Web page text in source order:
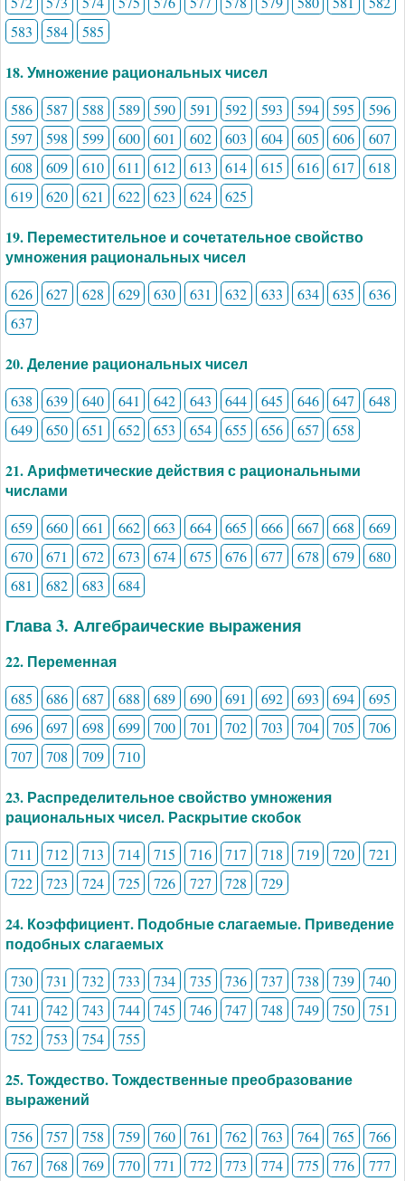
583
584 585
18. Умножение рациональных чисел
586 587 588 589 590 591 592 593 594 595
596
597
598 599 600 601 602 603 604 605 606
607
608
609 610 611 612 613 614 615 616 617
618
619
620 621 622 623 624 625
19. Переместительное и сочетательное свойство
умножения рациональных чисел
626 627 628 629 630 631 632 633 634 635
636
637
20. Деление рациональных чисел
638 639 640 641 642 643 644 645 646 647
648
649
650 651 652 653 654 655 656 657 658
21. Арифметические действия с рациональными
числами
659 660 661 662 663 664 665 666 667 668
669
670
671 672 673 674 675 676 677 678 679
680
681
682 683 684
Глава 3. Алгебраические выражения
22. Переменная
685 686 687 688 689 690 691 692 693 694
695
696
697 698 699 700 701 702 703 704 705
706
707
708 709 710
23. Распределительное свойство умножения
рациональных чисел. Раскрытие скобок
711 712 713 714 715 716 717 718 719 720
721
722
723 724 725 726 727 728 729
24. Коэффициент. Подобные слагаемые. Приведение
подобных слагаемых
730 731 732 733 734 735 736 737 738 739
740
741
742 743 744 745 746 747 748 749 750
751
752
753 754 755
25. Тождество. Тождественные преобразование
выражений
756 757 758 759 760 761 762 763 764 765
766
767
768 769 770 771 772 773 774 775 776
777